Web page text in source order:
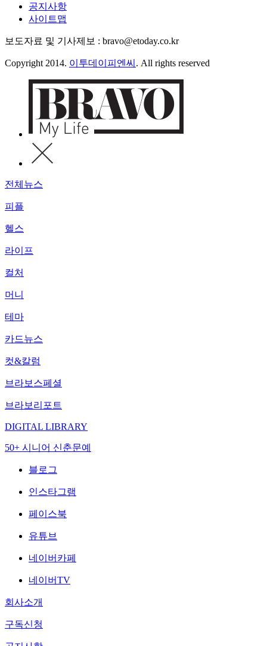
공지사항
사이트맵
보도자료 및 기사제보 : bravo@etoday.co.kr
Copyright 2014. 이투데이피엔씨 . All rights reserved
전체뉴스
피플
헬스
라이프
컬처
머니
테마
카드뉴스
컷&칼럼
브라보스페셜
브라보리포트
DIGITAL LIBRARY
50+ 시니어 신춘문예
블로그
인스타그램
페이스북
유튜브
네이버카페
네이버TV
회사소개
구독신청